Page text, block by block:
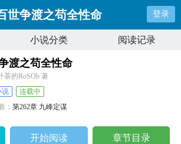
世争渡之苟全性命 登录
小说分类 阅读记录
渡之苟全性命
茶的RoSOb 著
说
连载中
：第262章 九峰定谋
开始阅读 章节目录